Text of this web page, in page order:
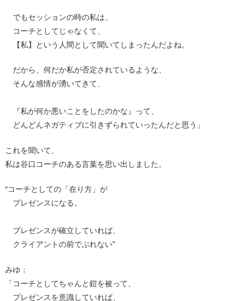
でもセッションの時の私は、
コーチとしてじゃなくて、
【私】という人間として聞いてしまったんだよね。
だから、何だか私が否定されているような、
そんな感情が湧いてきて、
『私が何か悪いことをしたのかな』って、
どんどんネガティブに引きずられていったんだと思う」
これを聞いて、
私は谷口コーチのある言葉を思い出しました。
“コーチとしての「在り方」が
プレゼンスになる。
プレゼンスが確立していれば、
クライアントの前でぶれない”
みゆ：
「コーチとしてちゃんと鎧を被って、
プレゼンスを意識していれば、